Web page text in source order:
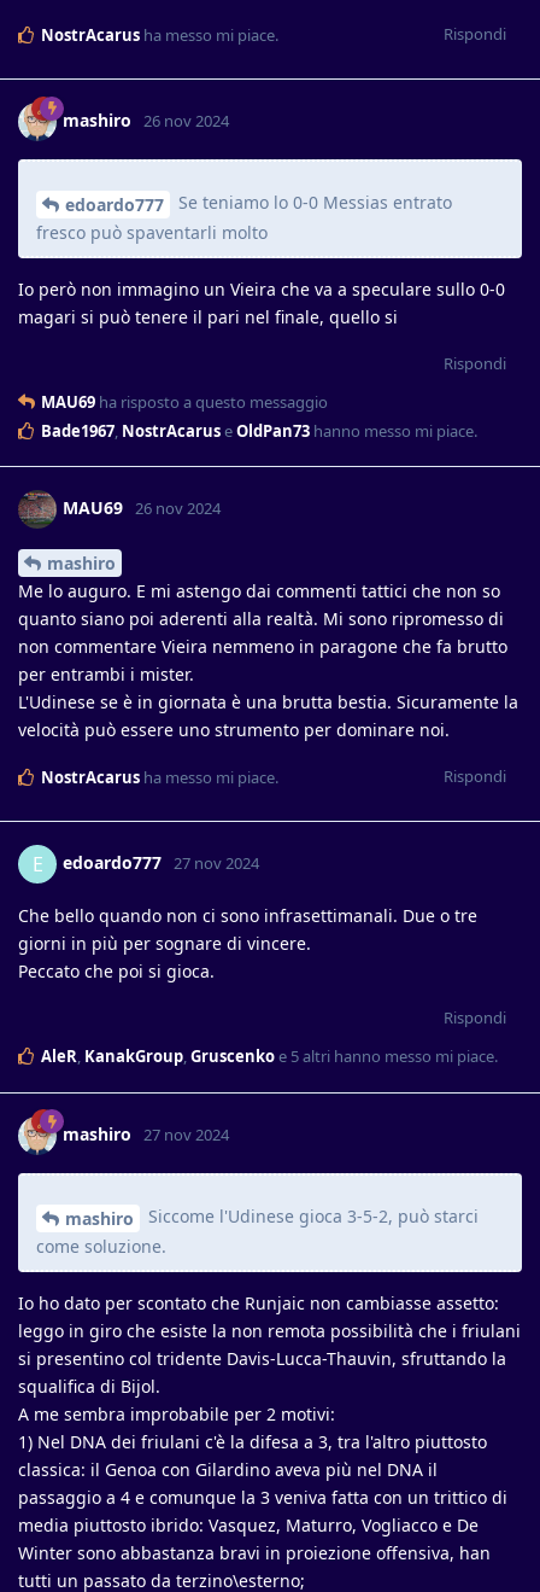
Rispondi
NostrAcarus ha messo mi piace.
mashiro 26 nov 2024
edoardo777
Se teniamo lo 0-0 Messias entrato
fresco può spaventarli molto
Io però non immagino un Vieira che va a speculare sullo 0-0
magari si può tenere il pari nel finale, quello si
Rispondi
MAU69 ha risposto a questo messaggio
Bade1967, NostrAcaruseOldPan73 hanno messo mi piace.
MAU69 26 nov 2024
mashiro
Me lo auguro. E mi astengo dai commenti tattici che non so
quanto siano poi aderenti alla realtà. Mi sono ripromesso di
non commentare Vieira nemmeno in paragone che fa brutto
per entrambi i mister.
L'Udinese se è in giornata è una brutta bestia. Sicuramente la
velocità può essere uno strumento per dominare noi.
Rispondi
NostrAcarus ha messo mi piace.
E edoardo777 27 nov 2024
Che bello quando non ci sono infrasettimanali. Due o tre
giorni in più per sognare di vincere.
Peccato che poi si gioca.
Rispondi
AleR, KanakGroup,Gruscenkoe 5altri hanno messo mi piace.
mashiro 27 nov 2024
mashiro
Siccome l'Udinese gioca 3-5-2, può starci
come soluzione.
Io ho dato per scontato che Runjaic non cambiasse assetto:
leggo in giro che esiste la non remota possibilità che i friulani
si presentino col tridente Davis-Lucca-Thauvin, sfruttando la
squalifica di Bijol.
A me sembra improbabile per 2 motivi:
1) Nel DNA dei friulani c'è la difesa a 3, tra l'altro piuttosto
classica: il Genoa con Gilardino aveva più nel DNA il
passaggio a 4 e comunque la 3 veniva fatta con un trittico di
media piuttosto ibrido: Vasquez, Maturro, Vogliacco e De
Winter sono abbastanza bravi in proiezione offensiva, han
tutti un passato da terzino\esterno;